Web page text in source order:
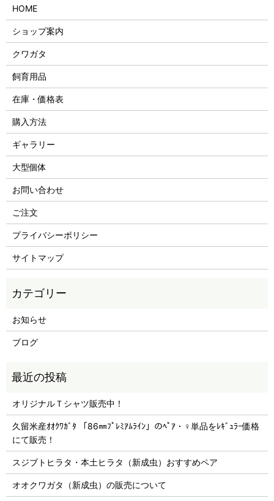
HOME
ショップ案内
クワガタ
飼育用品
在庫・価格表
購入方法
ギャラリー
大型個体
お問い合わせ
ご注文
プライバシーポリシー
サイトマップ
お知らせ
ブログ
オリジナルＴシャツ販売中！
久留米産ｵｵｸﾜｶﾞﾀ 「86㎜ﾌﾟﾚﾐｱﾑﾗｲﾝ」のﾍﾟｱ・♀単品をﾚｷﾞｭﾗｰ価格
にて販売！
スジブトヒラタ・本土ヒラタ（新成虫）おすすめペア
オオクワガタ（新成虫）の販売について